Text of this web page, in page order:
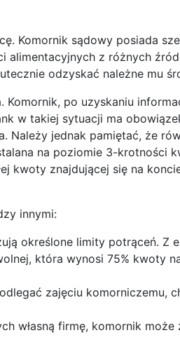
Komornik sądowy posiada
alimentacyjnych z różnych
odzyskać należne mu
Komornik, po uzyskaniu
w takiej sytuacji ma
Należy jednak pamiętać, że
na poziomie 3-krotności
kwoty znajdującej się na
innymi:
określone limity potrąceń. Z
która wynosi 75% kwoty
zajęciu komorniczemu,
własną firmę, komornik może